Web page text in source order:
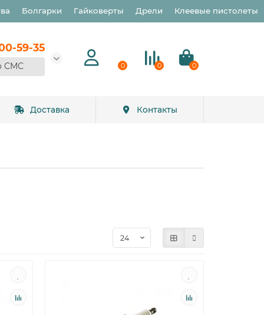
Болгарки Гайковерты Дрели Клеевые пистолеты
59-35
СМС 0 0 0
Доставка Контакты